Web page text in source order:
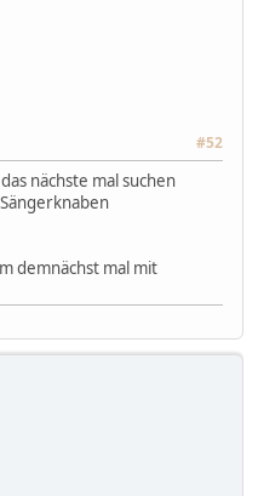
#52
nächste mal suchen
demnächst mal mit